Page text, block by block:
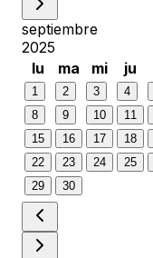
septiembre
2025
lu
ma mi ju
1 2 3 4
8
9 10 11
15
16 17 18
22
23 24 25
29
30